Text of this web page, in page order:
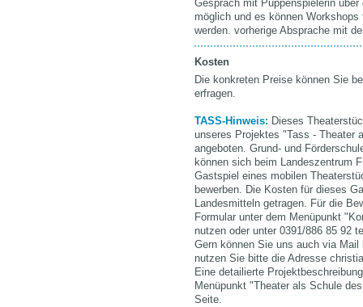
Gespräch mit Puppenspielerin
möglich und es können
werden. vorherige Absprache mit
Kosten
Die konkreten Preise können Sie
erfragen.
TASS-Hinweis: Dieses
unseres Projektes "Tass - Theater
angeboten. Grund- und
können sich beim Landeszentrum
Gastspiel eines mobilen
bewerben. Die Kosten für dieses
Landesmitteln getragen. Für die
Formular unter dem Menüpunkt
nutzen oder unter 0391/886 85 92
Gern können Sie uns auch via Mail
nutzen Sie bitte die Adresse
Eine detailierte
Menüpunkt "Theater als Schule
Seite.